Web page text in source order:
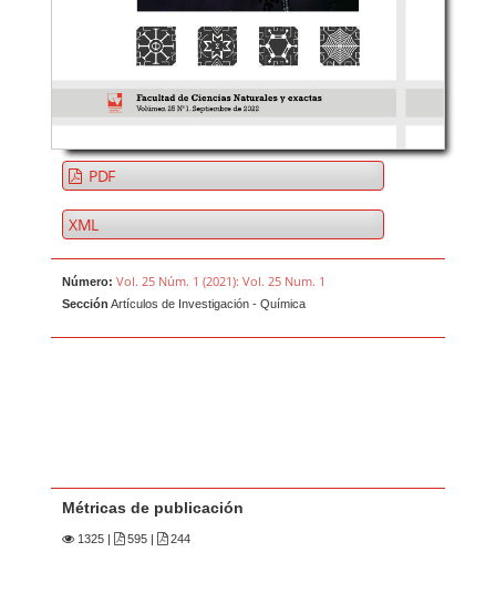
PDF
XML
Número: Vol. 25 Núm. 1 (2021): Vol. 25 Num. 1
Sección Artículos de Investigación - Química
Métricas de publicación
1325 595 | 244